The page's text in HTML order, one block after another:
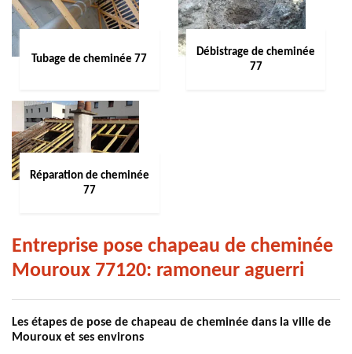
Tubage de cheminée 77
Débistrage de cheminée
77
Réparation de cheminée
77
Entreprise pose chapeau de cheminée
Mouroux 77120: ramoneur aguerri
Les étapes de pose de chapeau de cheminée dans la ville de
Mouroux et ses environs